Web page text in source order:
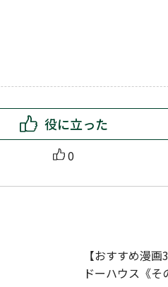
役に立った
0
【おすすめ漫
ドーハウス《そ